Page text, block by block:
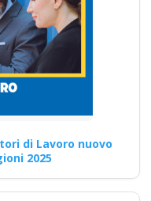
le
di
edili?
RLS
81/08:
di Lavoro nuovo
2025